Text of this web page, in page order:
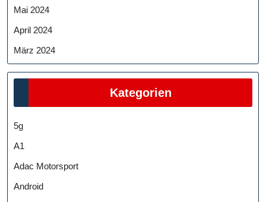
Mai 2024
April 2024
März 2024
Kategorien
5g
A1
Adac Motorsport
Android